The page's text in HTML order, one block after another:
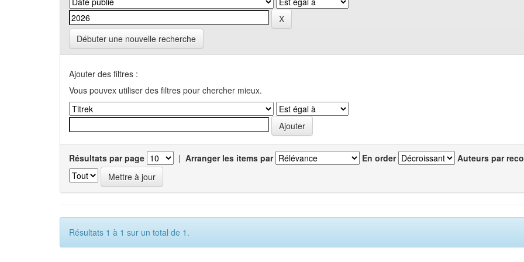
Débuter une nouvelle recherche
Ajouter des filtres :
Vous pouvex utiliser des filtres pour chercher mieux.
Résultats par page | Arranger les items par En order Auteurs par
Résultats 1 à 1 sur un total de 1.